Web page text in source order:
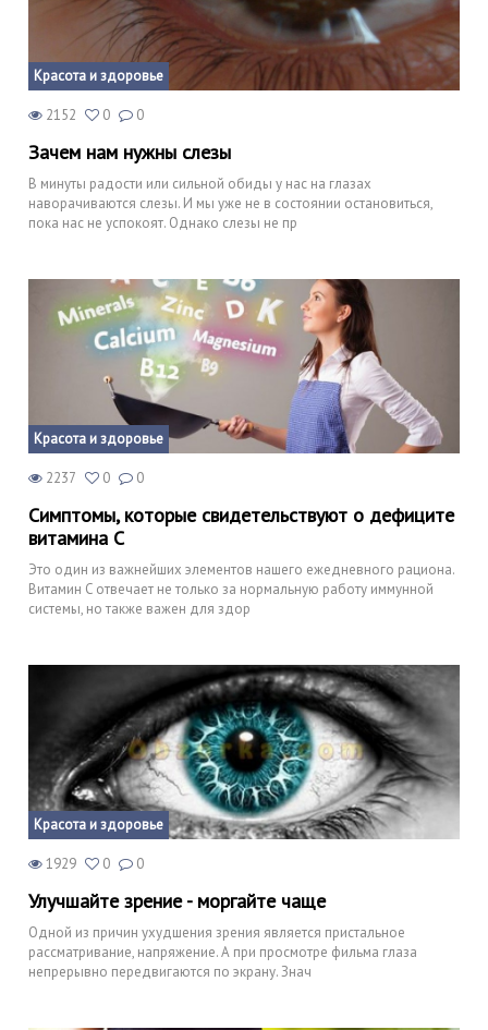
Красота и здоровье
2152 0 0
Зачем нам нужны слезы
В минуты радости или сильной обиды у нас на глазах
наворачиваются слезы. И мы уже не в состоянии остановиться,
пока нас не успокоят. Однако слезы не пр
Красота и здоровье
2237 0 0
Симптомы, которые свидетельствуют о дефиците
витамина C
Это один из важнейших элементов нашего ежедневного рациона.
Витамин C отвечает не только за нормальную работу иммунной
системы, но также важен для здор
Красота и здоровье
1929 0 0
Улучшайте зрение - моргайте чаще
Одной из причин ухудшения зрения является пристальное
рассматривание, напряжение. А при просмотре фильма глаза
непрерывно передвигаются по экрану. Знач